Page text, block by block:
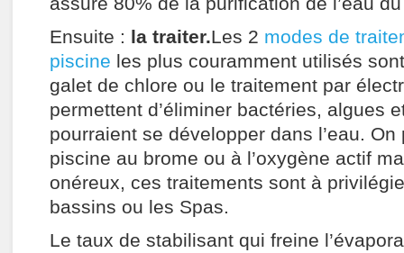
Ensuite : la traiter.Les 2 modes de
piscine les plus couramment utilisés
galet de chlore ou le traitement par
permettent d’éliminer bactéries, algues
pourraient se développer dans l’eau.
piscine au brome ou à l’oxygène actif
onéreux, ces traitements sont à
bassins ou les Spas.
Le taux de stabilisant qui freine